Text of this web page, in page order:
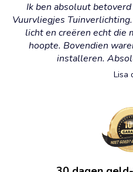
Ik ben absoluut
Vuurvliegjes
licht en creëren echt die
hoopte. Bovendien
installeren.
Lisa